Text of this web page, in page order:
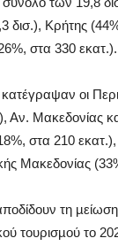
δισ.), Κρήτης
στα 330 εκατ.).
οι
Αν. Μακεδονίας
στα 210
Μακεδονίας
τη µείωση
τουρισµού το